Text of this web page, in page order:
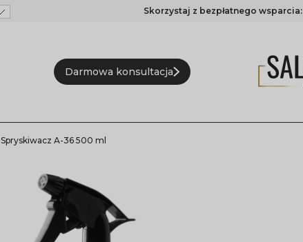
Skorzystaj z bezpłatnego wsparcia:
Darmowa konsultacja
Spryskiwacz A-36 500 ml